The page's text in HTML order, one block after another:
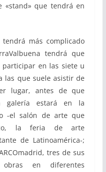
«stand» que tendrá en
tendrá más complicado
tendrá que
en las siete u
las que suele asistir de
lugar, antes de que
galería estará en la
-el salón de arte que
la feria de arte
de Latinoamérica-;
tres de sus
en diferentes